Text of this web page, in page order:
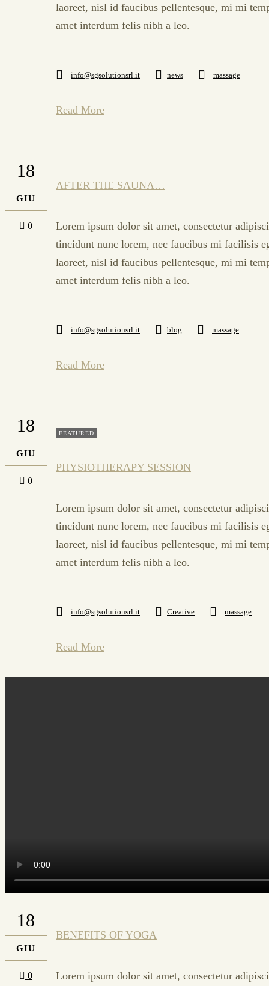
laoreet, nisl id faucibus pellentesque, mi mi
amet interdum felis nibh a leo.
info@sgsolutionsrl.it news massage
Read More
18
GIU
0
AFTER THE SAUNA…
Lorem ipsum dolor sit amet, consectetur
tincidunt nunc lorem, nec faucibus mi facilisis
laoreet, nisl id faucibus pellentesque, mi mi
amet interdum felis nibh a leo.
info@sgsolutionsrl.it blog massage
Read More
18
GIU
0
FEATURED
PHYSIOTHERAPY SESSION
Lorem ipsum dolor sit amet, consectetur
tincidunt nunc lorem, nec faucibus mi facilisis
laoreet, nisl id faucibus pellentesque, mi mi
amet interdum felis nibh a leo.
info@sgsolutionsrl.it Creative massage
Read More
18
GIU
0
BENEFITS OF YOGA
Lorem ipsum dolor sit amet, consectetur